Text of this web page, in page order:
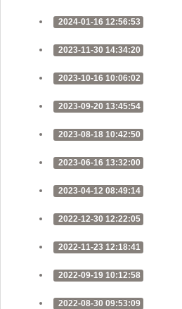
2024-01-16 12:56:53
2023-11-30 14:34:20
2023-10-16 10:06:02
2023-09-20 13:45:54
2023-08-18 10:42:50
2023-06-16 13:32:00
2023-04-12 08:49:14
2022-12-30 12:22:05
2022-11-23 12:18:41
2022-09-19 10:12:58
2022-08-30 09:53:09